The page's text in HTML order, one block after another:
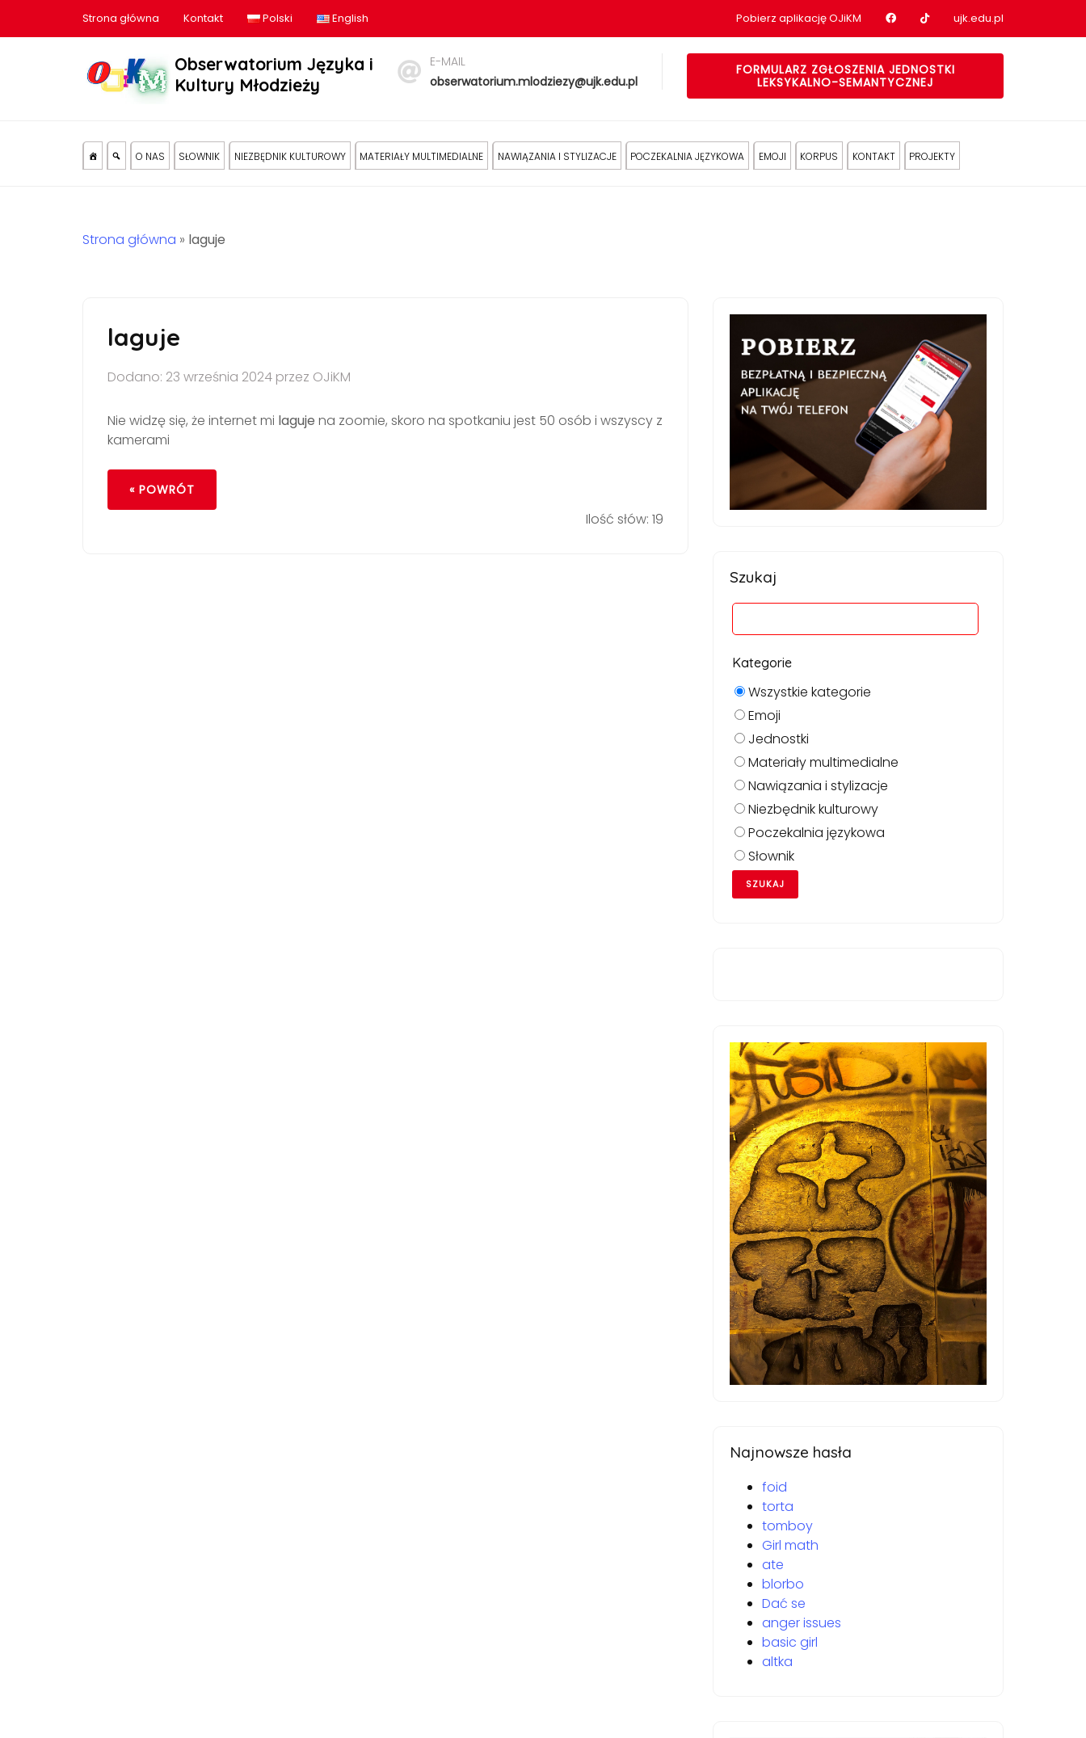
Strona główna Kontakt Polski English Pobierz aplikację OJiKM Nasz profil na Facebook
Nasz profil na tiktok
ujk.edu.pl
Obserwatorium Języka i
Kultury Młodzieży
E-MAIL
obserwatorium.mlodziezy@ujk.edu.pl
FORMULARZ ZGŁOSZENIA JEDNOSTKI
LEKSYKALNO-SEMANTYCZNEJ
O NAS SŁOWNIK NIEZBĘDNIK KULTUROWY MATERIAŁY MULTIMEDIALNE NAWIĄZANIA I STYLIZACJE POCZEKALNIA JĘZYKOWA EMOJI KORPUS KONTAKT PROJEKTY
Strona główna » laguje
laguje
Dodano: 23 września 2024 przez OJiKM
Nie widzę się, że internet mi laguje na zoomie, skoro na spotkaniu jest 50 osób i wszyscy z
kamerami
« POWRÓT
Ilość słów: 19
Szukaj
Kategorie
Wszystkie kategorie
Emoji
Jednostki
Materiały multimedialne
Nawiązania i stylizacje
Niezbędnik kulturowy
Poczekalnia językowa
Słownik
Najnowsze hasła
foid
torta
tomboy
Girl math
ate
blorbo
Dać se
anger issues
basic girl
altka